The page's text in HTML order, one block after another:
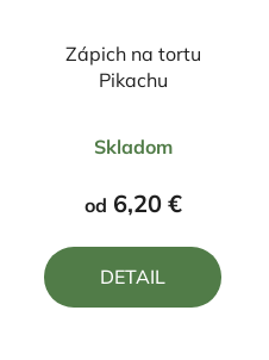
Zápich na tortu
Pikachu
hodnotenie
produktu
z
Skladom
od 6,20 €
DETAIL